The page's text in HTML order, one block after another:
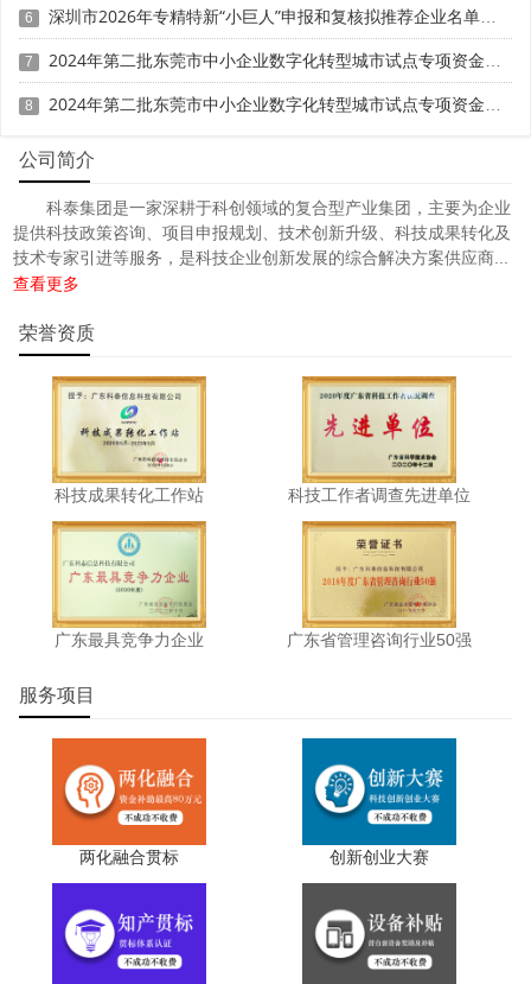
6 深圳市2026年专精特新“小巨人”申报和复核拟推荐企业名单的公示
7 2024年第二批东莞市中小企业数字化转型城市试点专项资金两化融合管理体系贯标项目资助计划
8 2024年第二批东莞市中小企业数字化转型城市试点专项资金两化融合管理体系贯标项目拟资助企业名单的公示
公司简介
科泰集团是一家深耕于科创领域的复合型产业集团，主要为企业
提供科技政策咨询、项目申报规划、技术创新升级、科技成果转化及
技术专家引进等服务，是科技企业创新发展的综合解决方案供应商...
查看更多
荣誉资质
科技成果转化工作站 科技工作者调查先进单位
广东最具竞争力企业 广东省管理咨询行业50强
服务项目
两化融合贯标 创新创业大赛